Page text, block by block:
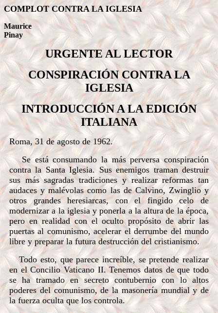
COMPLOT CONTRA LA IGLESIA
Maurice
Pinay
URGENTE AL LECTOR
CONSPIRACIÓN CONTRA LA
IGLESIA
INTRODUCCIÓN A LA EDICIÓN
ITALIANA
Roma, 31 de agosto de 1962.
Se está consumando la más perversa conspiración
contra la Santa Iglesia. Sus enemigos traman destruir
sus más sagradas tradiciones y realizar reformas tan
audaces y malévolas como las de Calvino, Zwinglio y
otros grandes heresiarcas, con el fingido celo de
modernizar a la iglesia y ponerla a la altura de la época,
pero en realidad con el oculto propósito de abrir las
puertas al comunismo, acelerar el derrumbe del mundo
libre y preparar la futura destrucción del cristianismo.
Todo esto, que parece increíble, se pretende realizar
en el Concilio Vaticano II. Tenemos datos de que todo
se ha tramado en secreto contubernio con lo altos
poderes del comunismo, de la masonería mundial y de
la fuerza oculta que los controla.